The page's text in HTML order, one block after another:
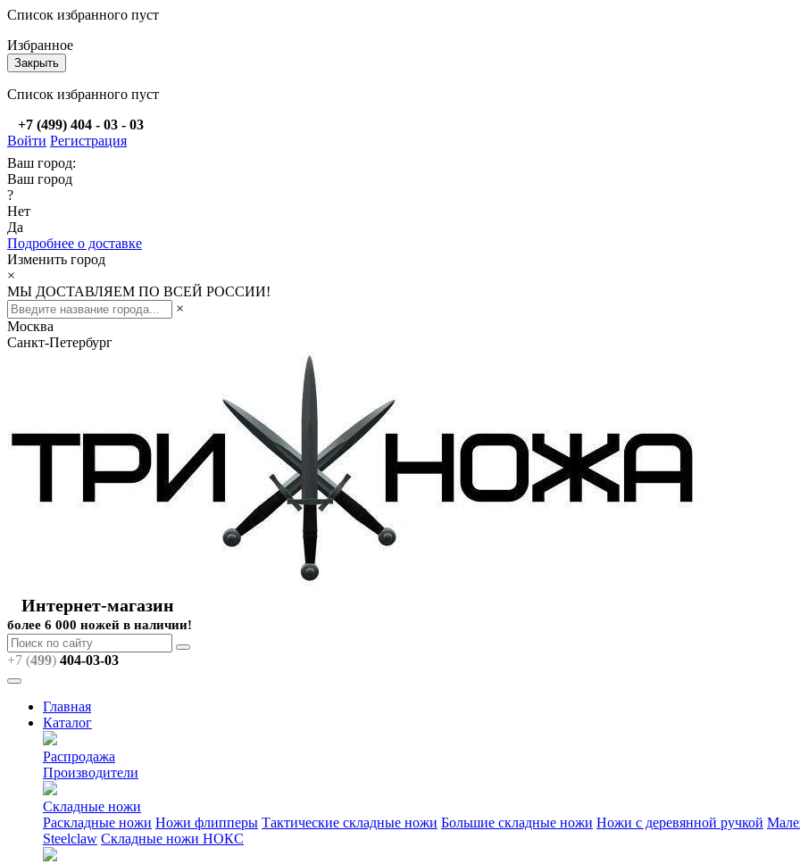
Список избранного пуст
Избранное
Закрыть
Список избранного пуст
+7 (499) 404 - 03 - 03
Войти Регистрация
Ваш город:
Ваш город
?
Нет
Да
Подробнее о доставке
Изменить город
×
МЫ ДОСТАВЛЯЕМ ПО ВСЕЙ РОССИИ!
×
Москва
Санкт-Петербург
Интернет-магазин
более 6 000 ножей в наличии!
+7 (499) 404-03-03
Главная
Каталог
Распродажа
Производители
Складные ножи
Раскладные ножи Ножи флипперы Тактические складные ножи Большие складные ножи Ножи с деревянной ручкой
Steelclaw Складные ножи НОКС